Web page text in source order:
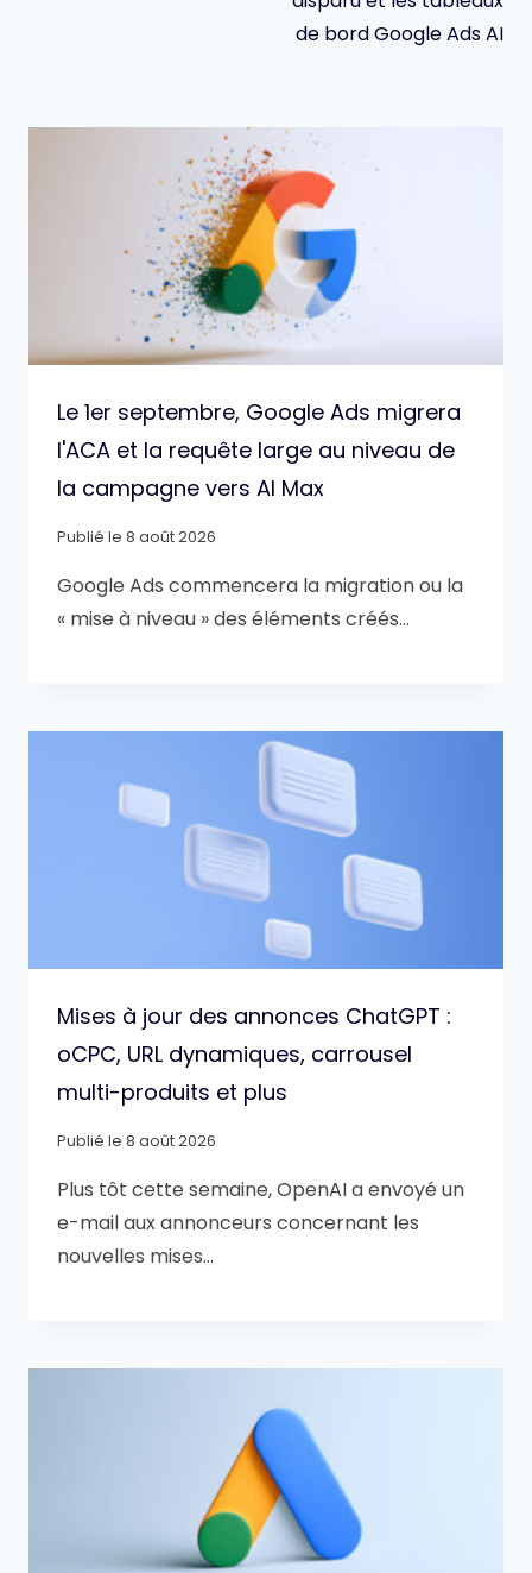
de bord Google Ads AI
Le 1er septembre, Google Ads migrera
l'ACA et la requête large au niveau de
la campagne vers AI Max
Publié le 8 août 2026
Google Ads commencera la migration ou la
« mise à niveau » des éléments créés…
Mises à jour des annonces ChatGPT :
oCPC, URL dynamiques, carrousel
multi-produits et plus
Publié le 8 août 2026
Plus tôt cette semaine, OpenAI a envoyé un
e-mail aux annonceurs concernant les
nouvelles mises…